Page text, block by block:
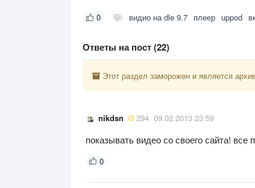
0 видио на dle 9.7 плеер uppod
Ответы на пост (22)
Этот раздел заморожен и является
nikdsn 294 09.02.2013 23:59
показывать видео со своего сайта! все
0